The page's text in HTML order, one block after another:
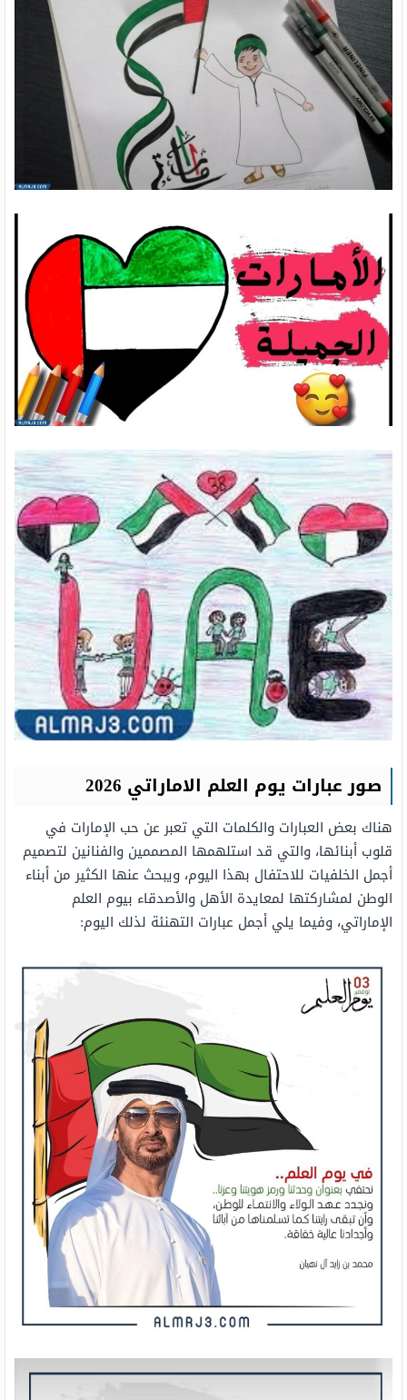
صور عبارات يوم العلم الاماراتي 2026
هناك بعض العبارات والكلمات التي تعبر عن حب الإمارات في
قلوب أبنائها، والتي قد استلهمها المصممين والفنانين لتصميم
أجمل الخلفيات للاحتفال بهذا اليوم، ويبحث عنها الكثير من أبناء
الوطن لمشاركتها لمعايدة الأهل والأصدقاء بيوم العلم
الإماراتي، وفيما يلي أجمل عبارات التهنئة لذلك اليوم: